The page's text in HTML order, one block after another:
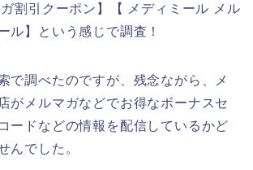
割引クーポン】【 メディミール メル
ル】という感じで調査！
で調べたのですが、残念ながら、メ
がメルマガなどでお得なボーナスセ
ードなどの情報を配信しているかど
んでした。